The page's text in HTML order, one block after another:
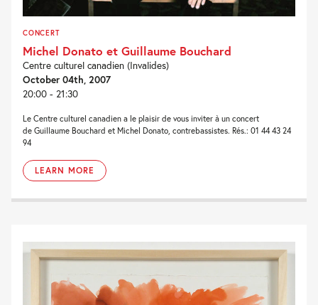
CONCERT
Michel Donato et Guillaume Bouchard
Centre culturel canadien (Invalides)
October 04th, 2007
20:00 - 21:30
Le Centre culturel canadien a le plaisir de vous inviter à un concert
de Guillaume Bouchard et Michel Donato, contrebassistes. Rés.: 01 44 43 24
94
LEARN MORE